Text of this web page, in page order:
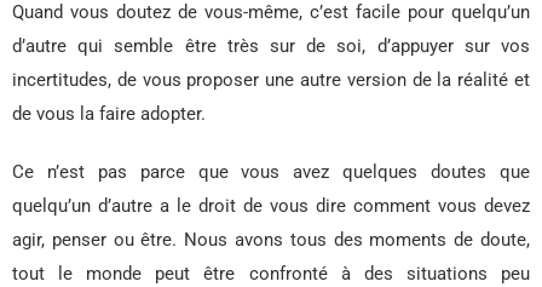
Quand vous doutez de vous-même, c’est facile pour quelqu’un
d’autre qui semble être très sur de soi, d’appuyer sur vos
incertitudes, de vous proposer une autre version de la réalité et
de vous la faire adopter.
Ce n’est pas parce que vous avez quelques doutes que
quelqu’un d’autre a le droit de vous dire comment vous devez
agir, penser ou être. Nous avons tous des moments de doute,
tout le monde peut être confronté à des situations peu